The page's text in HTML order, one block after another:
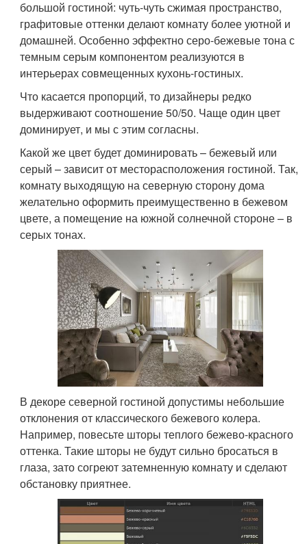
большой гостиной: чуть-чуть сжимая пространство,
графитовые оттенки делают комнату более уютной и
домашней. Особенно эффектно серо-бежевые тона с
темным серым компонентом реализуются в
интерьерах совмещенных кухонь-гостиных.
Что касается пропорций, то дизайнеры редко
выдерживают соотношение 50/50. Чаще один цвет
доминирует, и мы с этим согласны.
Какой же цвет будет доминировать – бежевый или
серый – зависит от месторасположения гостиной. Так,
комнату выходящую на северную сторону дома
желательно оформить преимущественно в бежевом
цвете, а помещение на южной солнечной стороне – в
серых тонах.
В декоре северной гостиной допустимы небольшие
отклонения от классического бежевого колера.
Например, повесьте шторы теплого бежево-красного
оттенка. Такие шторы не будут сильно бросаться в
глаза, зато согреют затемненную комнату и сделают
обстановку приятнее.